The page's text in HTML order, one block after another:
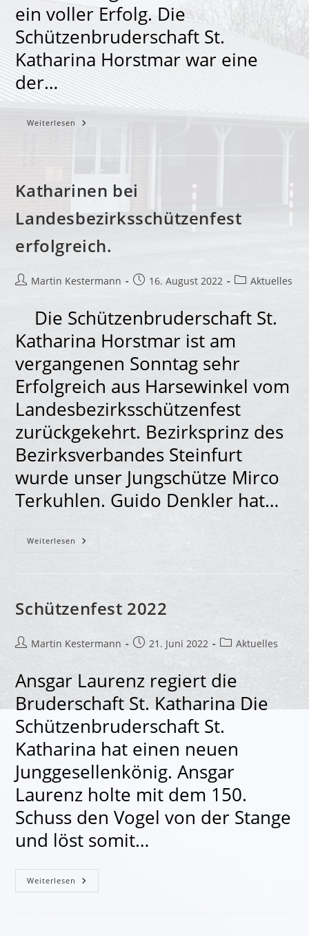
ein voller Erfolg. Die
Schützenbruderschaft St.
Katharina Horstmar war eine
der…
Weiterlesen Tolle
Katharinen bei
Landesbezirksschützenfest
erfolgreich.
Beitrags-
Martin Kestermann
Beitrag16. August 2022
Beitrags-
Aktuelles
Die Schützenbruderschaft St.
Katharina Horstmar ist am
vergangenen Sonntag sehr
Erfolgreich aus Harsewinkel vom
Landesbezirksschützenfest
zurückgekehrt. Bezirksprinz des
Bezirksverbandes Steinfurt
wurde unser Jungschütze Mirco
Terkuhlen. Guido Denkler hat…
Weiterlesen Katharinen
Schützenfest 2022
Beitrags-
Martin Kestermann
Beitrag21. Juni 2022
Beitrags-
Aktuelles
Ansgar Laurenz regiert die
Bruderschaft St. Katharina Die
Schützenbruderschaft St.
Katharina hat einen neuen
Junggesellenkönig. Ansgar
Laurenz holte mit dem 150.
Schuss den Vogel von der Stange
und löst somit…
Weiterlesen Schützenfest
2022